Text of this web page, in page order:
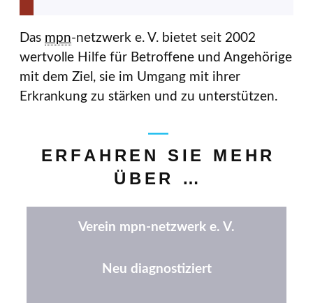
Das mpn-netzwerk e. V. bietet seit 2002
wertvolle Hilfe für Betroffene und Angehörige
mit dem Ziel, sie im Umgang mit ihrer
Erkrankung zu stärken und zu unterstützen.
ERFAHREN SIE MEHR
ÜBER …
Verein mpn-netzwerk e. V.
Neu diagnostiziert